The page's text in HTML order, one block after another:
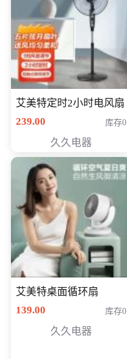
艾美特定时2小时电风扇
239.00
库存0
久久电器
艾美特桌面循环扇
139.00
库存0
久久电器